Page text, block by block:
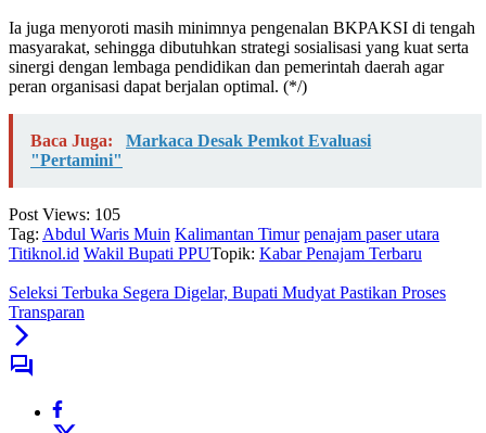
‎Ia juga menyoroti masih minimnya pengenalan BKPAKSI di tengah
masyarakat, sehingga dibutuhkan strategi sosialisasi yang kuat serta
sinergi dengan lembaga pendidikan dan pemerintah daerah agar
peran organisasi dapat berjalan optimal. (*/)
Baca Juga:
Markaca Desak Pemkot Evaluasi
"Pertamini"
Post Views: 105
Tag: Abdul Waris Muin Kalimantan Timur penajam paser utara
Titiknol.id Wakil Bupati PPUTopik: Kabar Penajam Terbaru
Seleksi Terbuka Segera Digelar, Bupati Mudyat Pastikan Proses
Transparan